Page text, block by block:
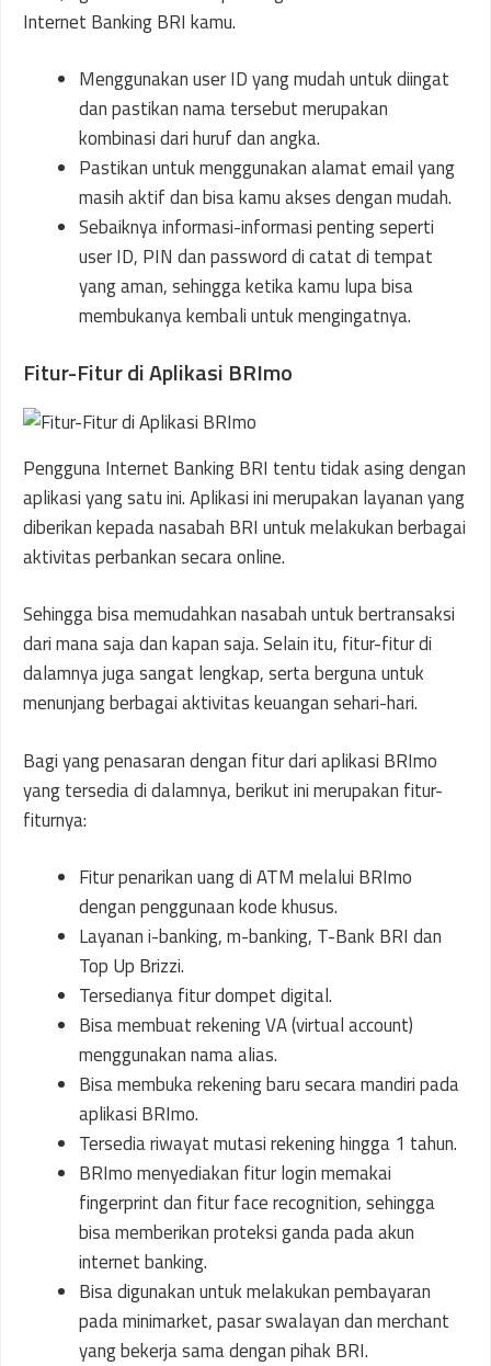
Internet Banking BRI kamu.
Menggunakan user ID yang mudah untuk diingat
dan pastikan nama tersebut merupakan
kombinasi dari huruf dan angka.
Pastikan untuk menggunakan alamat email yang
masih aktif dan bisa kamu akses dengan mudah.
Sebaiknya informasi-informasi penting seperti
user ID, PIN dan password di catat di tempat
yang aman, sehingga ketika kamu lupa bisa
membukanya kembali untuk mengingatnya.
Fitur-Fitur di Aplikasi BRImo
Pengguna Internet Banking BRI tentu tidak asing dengan
aplikasi yang satu ini. Aplikasi ini merupakan layanan yang
diberikan kepada nasabah BRI untuk melakukan berbagai
aktivitas perbankan secara online.
Sehingga bisa memudahkan nasabah untuk bertransaksi
dari mana saja dan kapan saja. Selain itu, fitur-fitur di
dalamnya juga sangat lengkap, serta berguna untuk
menunjang berbagai aktivitas keuangan sehari-hari.
Bagi yang penasaran dengan fitur dari aplikasi BRImo
yang tersedia di dalamnya, berikut ini merupakan fitur-
fiturnya:
Fitur penarikan uang di ATM melalui BRImo
dengan penggunaan kode khusus.
Layanan i-banking, m-banking, T-Bank BRI dan
Top Up Brizzi.
Tersedianya fitur dompet digital.
Bisa membuat rekening VA (virtual account)
menggunakan nama alias.
Bisa membuka rekening baru secara mandiri pada
aplikasi BRImo.
Tersedia riwayat mutasi rekening hingga 1 tahun.
BRImo menyediakan fitur login memakai
fingerprint dan fitur face recognition, sehingga
bisa memberikan proteksi ganda pada akun
internet banking.
Bisa digunakan untuk melakukan pembayaran
pada minimarket, pasar swalayan dan merchant
yang bekerja sama dengan pihak BRI.